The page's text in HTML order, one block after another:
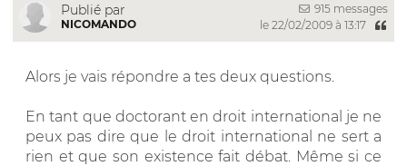
Publié par
NICOMANDO
915 messages
le 22/02/2009 à 13:17
Alors je vais répondre a tes deux questions.
En tant que doctorant en droit international je ne
peux pas dire que le droit international ne sert a
rien et que son existence fait débat. Même si ce